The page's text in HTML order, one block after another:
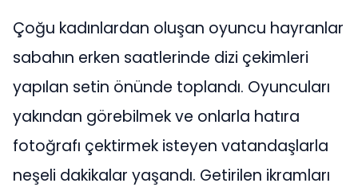
Çoğu kadınlardan oluşan oyuncu hayranlar
sabahın erken saatlerinde dizi çekimleri
yapılan setin önünde toplandı. Oyuncuları
yakından görebilmek ve onlarla hatıra
fotoğrafı çektirmek isteyen vatandaşlarla
neşeli dakikalar yaşandı. Getirilen ikramları